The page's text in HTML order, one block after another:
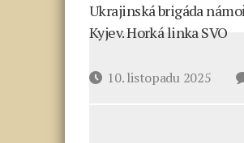
Ukrajinská brigáda
Kyjev. Horká linka SVO
Datum10. listopadu 2025